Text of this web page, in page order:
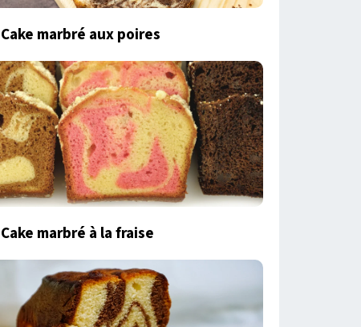
Cake marbré aux poires
Cake marbré à la fraise